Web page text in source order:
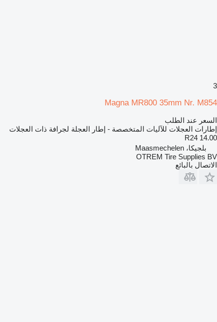
3
Magna MR800 35mm Nr. M854
السعر عند الطلب
إطارات العجلات للآليات المتخصصة - إطار العجلة لجرافة ذات العجلات
14.00 R24
بلجيكا، Maasmechelen
OTREM Tire Supplies BV
الاتصال بالبائع